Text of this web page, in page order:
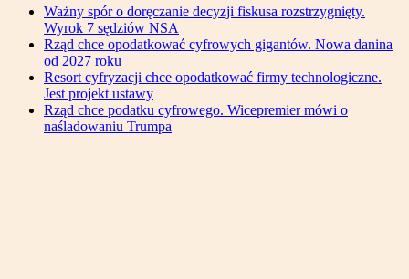
Ważny spór o doręczanie decyzji fiskusa rozstrzygnięty.
Wyrok 7 sędziów NSA
Rząd chce opodatkować cyfrowych gigantów. Nowa danina
od 2027 roku
Resort cyfryzacji chce opodatkować firmy technologiczne.
Jest projekt ustawy
Rząd chce podatku cyfrowego. Wicepremier mówi o
naśladowaniu Trumpa